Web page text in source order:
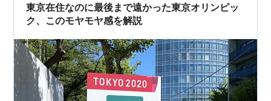
東京在住なのに最後まで遠かった東京オリンピッ
ク、このモヤモヤ感を解説